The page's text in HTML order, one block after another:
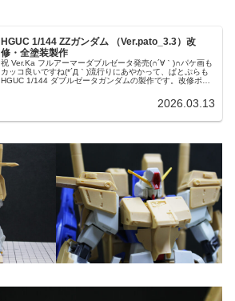
HGUC 1/144 ZZガンダム （Ver.pato_3.3）改
修・全塗装製作
祝 Ver.Ka フルアーマーダブルゼータ発売(∩´∀｀)∩パケ画も
カッコ良いですね(*´Д｀)流行りにあやかって、ぱとぷらも
HGUC 1/144 ダブルゼータガンダムの製作です。改修ポイ
2026.03.13